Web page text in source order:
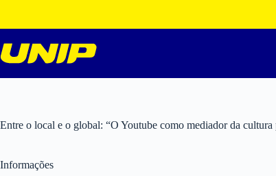
o
conteúdo
Entre o local e o global: “O Youtube como mediador da cultura
Informações